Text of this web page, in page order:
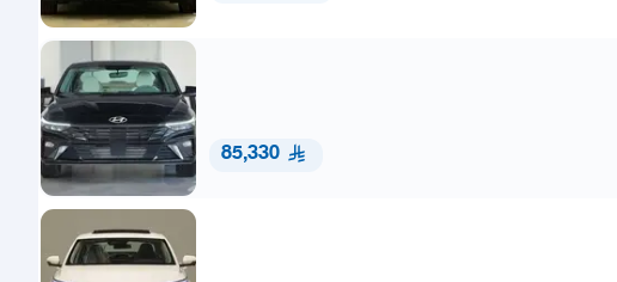
85,330